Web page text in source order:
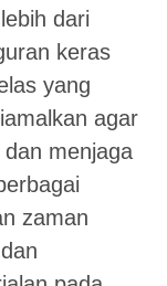
dari
keras
yang
agar
menjaga
zaman